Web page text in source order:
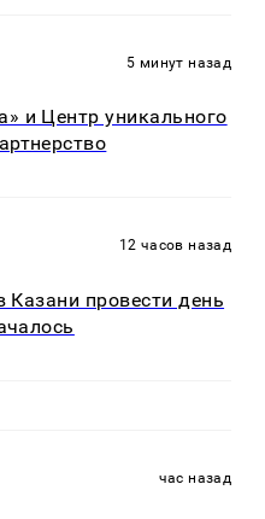
5 минут назад
и Центр уникального
12 часов назад
Казани провести день
час назад